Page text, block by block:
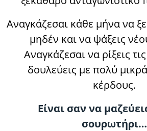
Αναγκάζεσαι κάθε μήνα να
μηδέν και να ψάξεις
Αναγκάζεσαι να ρίξεις
δουλεύεις με πολύ
κέρδους.
Είναι σαν να
σουρωτήρι…